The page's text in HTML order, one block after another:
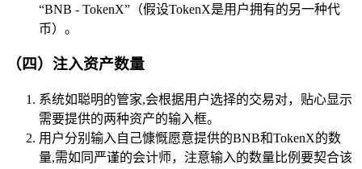
“BNB - TokenX”（假设TokenX是用户拥有的另一种代
币）。
（四）注入资产数量
系统如聪明的管家,会根据用户选择的交易对，贴心显示
需要提供的两种资产的输入框。
用户分别输入自己慷慨愿意提供的BNB和TokenX的数
量,需如同严谨的会计师，注意输入的数量比例要契合该